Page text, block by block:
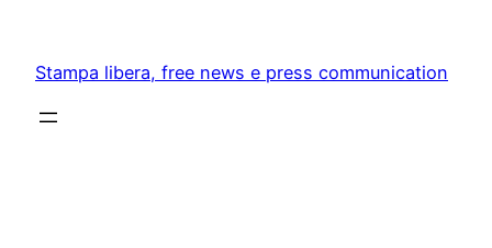
content
Stampa libera, free news e press communication